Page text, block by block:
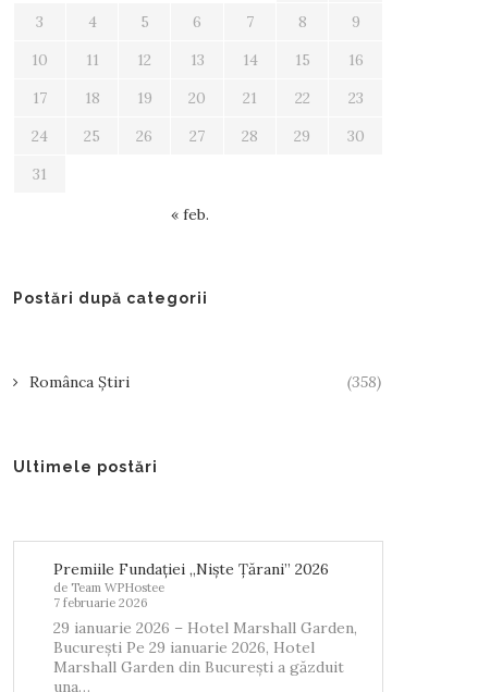
3
4 5 6 7 8
9
10
11 12 13 14 15
16
17
18 19 20 21 22
23
24
25 26 27 28 29
30
31
« feb.
Postări după categorii
Românca Știri (358)
Ultimele postări
Premiile Fundației „Niște Țărani” 2026
de Team WPHostee
7 februarie 2026
29 ianuarie 2026 – Hotel Marshall Garden,
București Pe 29 ianuarie 2026, Hotel
Marshall Garden din București a găzduit
una…